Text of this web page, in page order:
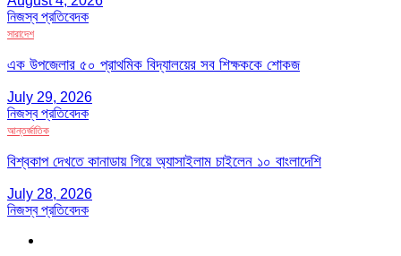
নিজস্ব প্রতিবেদক
সারাদেশ
এক উপজেলার ৫০ প্রাথমিক বিদ্যালয়ের সব শিক্ষককে শোকজ
July 29, 2026
নিজস্ব প্রতিবেদক
আন্তর্জাতিক
বিশ্বকাপ দেখতে কানাডায় গিয়ে অ্যাসাইলাম চাইলেন ১০ বাংলাদেশি
July 28, 2026
নিজস্ব প্রতিবেদক